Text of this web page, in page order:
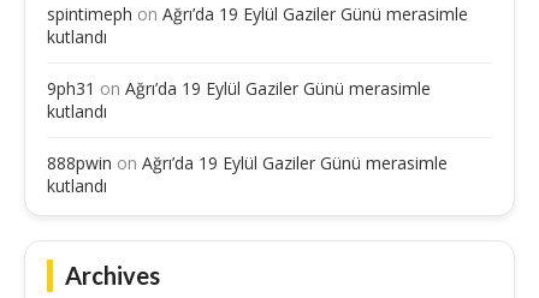
spintimeph on Ağrı’da 19 Eylül Gaziler Günü merasimle
kutlandı
9ph31 on Ağrı’da 19 Eylül Gaziler Günü merasimle
kutlandı
888pwin on Ağrı’da 19 Eylül Gaziler Günü merasimle
kutlandı
Archives